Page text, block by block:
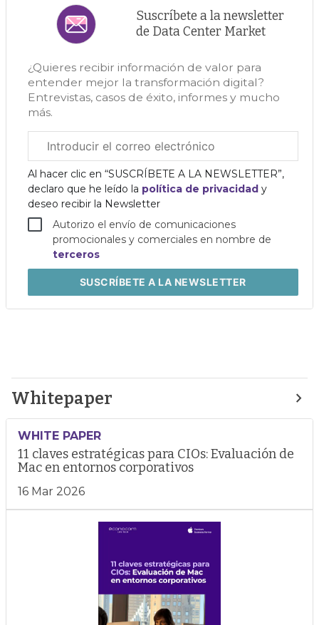
Suscríbete a la newsletter
de Data Center Market
¿Quieres recibir información de valor para
entender mejor la transformación digital?
Entrevistas, casos de éxito, informes y mucho
más.
electrónico
corporativo
Al hacer clic en “SUSCRÍBETE A LA NEWSLETTER”,
declaro que he leído la política de privacidad y
deseo recibir la Newsletter
Autorizo el envío de comunicaciones
promocionales y comerciales en nombre de
terceros
SUSCRÍBETEA LA NEWSLETTER
Whitepaper
WHITE PAPER
11 claves estratégicas para CIOs: Evaluación de
Mac en entornos corporativos
16 Mar 2026